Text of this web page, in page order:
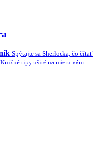
Spýtajte sa Sherlocka, čo čítať
Knižné tipy ušité na mieru vám